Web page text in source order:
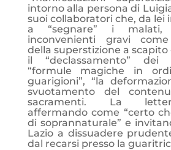
intorno alla persona di
suoi collaboratori che, da lei
a “segnare” i malati,
inconvenienti gravi come
della superstizione a scapito
il “declassamento” dei
“formule magiche in
guarigioni”, “la
svuotamento del
sacramenti. La
affermando come “certo
di soprannaturale” e
Lazio a dissuadere
dal recarsi presso la